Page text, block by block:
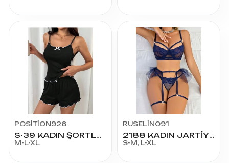
POSİTİON926
S-39 KADIN ŞORTLU TKM
M-L-XL
RUSELİN091
2188 KADIN JARTİYER FANTAZİ KOSTÜM
S-M, L-XL